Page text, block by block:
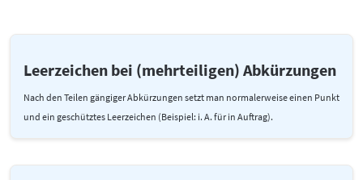
Leerzeichen bei (mehrteiligen) Abkürzungen
Nach den Teilen gängiger Abkürzungen setzt man normalerweise einen Punkt
und ein geschütztes Leerzeichen (Beispiel: i. A. für in Auftrag).